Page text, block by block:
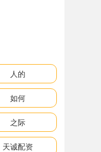
人的
如何
之际
天诚配资